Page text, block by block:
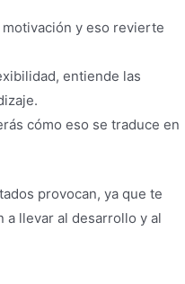
y eso revierte
entiende las
cómo eso se traduce en
provocan, ya que te
a llevar al desarrollo y al